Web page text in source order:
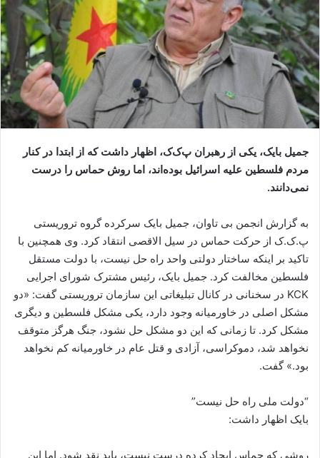
ی
م
ی
جمیل بایک، یکی از رهبران پ‌ک‌ک، اظهار داشت که از ابتدا در کنار
مردم فلسطین علیه اسرائیل بوده‌اند، اما روش حماس را درست
نمی‌دانند.
به گزارش انجمن بی تاوان، جمیل بایک سرکرده گروه تروریستی
پ.ک.ک از حرکت حماس در سیل الاقصی انتقاد کرد. وی همچنین با
تاکید بر اینکه ساختار دولتی واحد راه حل نیست، با دولت مستقل
فلسطین مخالفت کرد. جمیل بایک، رئیس مشترک شورای اجرایی
KCK در سخنانی در کانال تبلیغاتی این سازمان تروریستی گفت: «دو
مشکل اصلی در خاورمیانه وجود دارد، یکی مشکل فلسطین و دیگری
مشکل کرد. تا زمانی که این دو مشکل حل نشود، جنگ هرگز متوقف
نخواهد شد، دموکراسی، آزادی و قتل عام در خاورمیانه کم نخواهد
بود.» گفت.
“دولت ملی راه حل نیست”
بایک اظهار داشت:
روشی که حماس ایجاد کرده درست نیست، باید نقد شود. اما این